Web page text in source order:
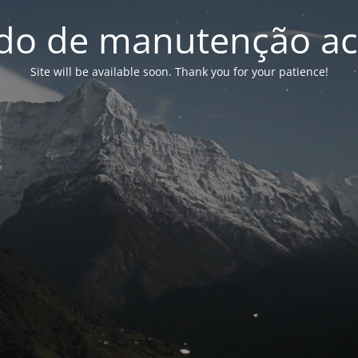
de manutenção
Site will be available soon. Thank you for your patience!